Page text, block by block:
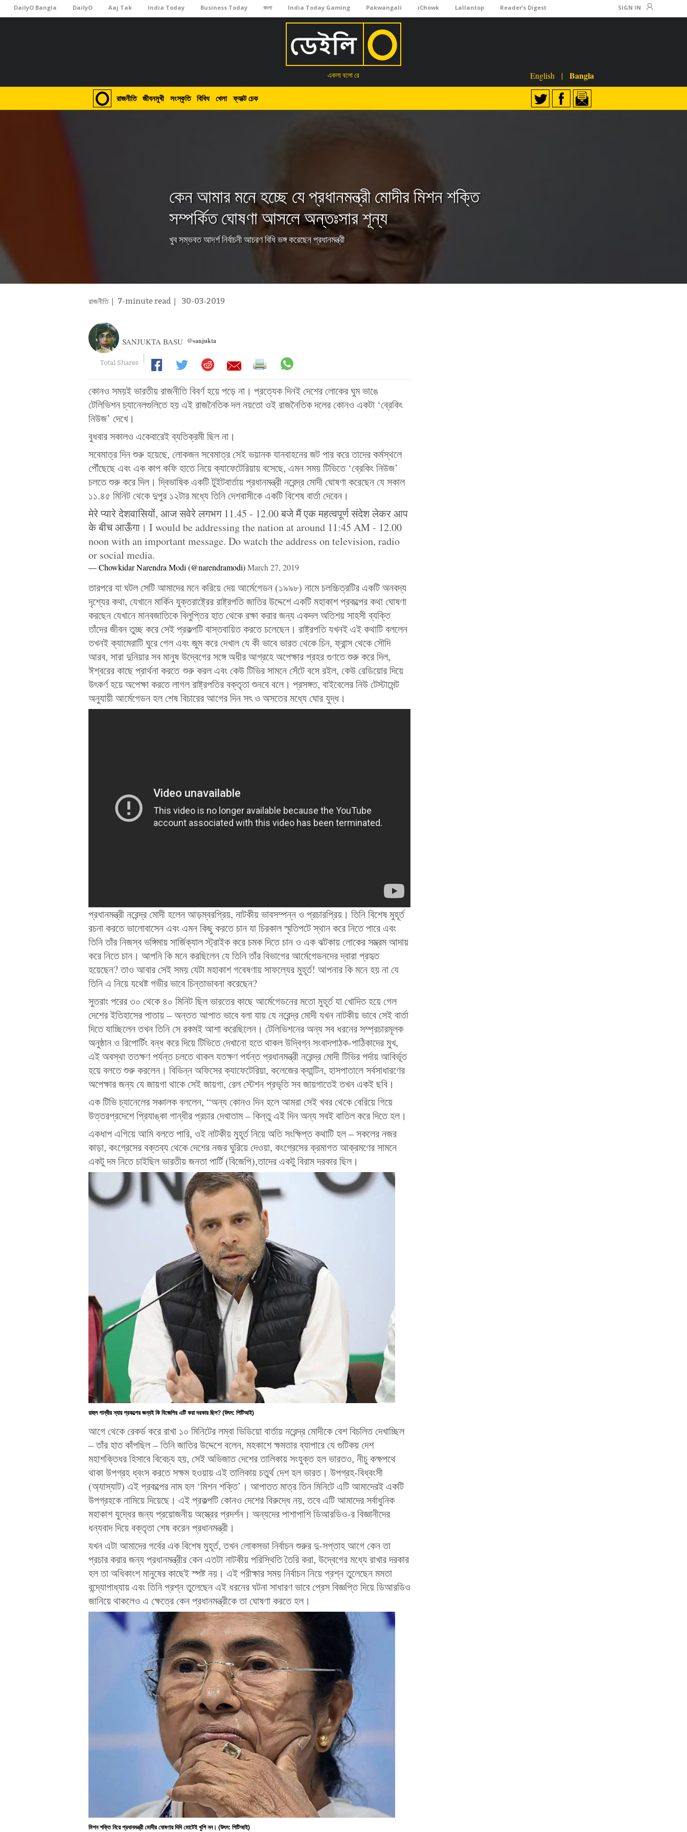
DailyO Bangla DailyO Aaj Tak India Today Business Today বাংলা India Today Gaming Pakwangali iChowk Lallantop Reader’s Digest SIGN IN
একলা বলো রে English | Bangla
রাজনীতি জীবনমুখী সংস্কৃতি বিবিধ খেলা ফ্যাক্ট চেক
কেন আমার মনে হচ্ছে যে প্রধানমন্ত্রী মোদীর মিশন শক্তি
সম্পর্কিত ঘোষণা আসলে অন্তঃসার শূন্য
খুব সম্ভবত আদর্শ নির্বাচনী আচরণ বিধি ভঙ্গ করেছেন প্রধানমন্ত্রী
রাজনীতি| 7-minute read | 30-03-2019
SANJUKTA BASU @sanjukta
Total Shares
কোনও সময়ই ভারতীয় রাজনীতি বিবর্ণ হয়ে পড়ে না। প্রত্যেক দিনই দেশের লোকের ঘুম ভাঙে
টেলিভিশন চ্যানেলগুলিতে হয় এই রাজনৈতিক দল নয়তো ওই রাজনৈতিক দলের কোনও একটা ‘ব্রেকিং
নিউজ’ দেখে।
বুধবার সকালও একেবারেই ব্যতিক্রমী ছিল না।
সবেমাত্র দিন শুরু হয়েছে, লোকজন সবেমাত্র সেই ভয়ানক যানবাহনের জট পার করে তাদের কর্মস্থলে
পৌঁছেছে এবং এক কাপ কফি হাতে নিয়ে ক্যাফেটেরিয়ায় বসেছে, এমন সময় টিভিতে ‘ব্রেকিং নিউজ’
চলতে শুরু করে দিল। দ্বিভাষিক একটি টুইটবার্তায় প্রধানমন্ত্রী নরেন্দ্র মোদী ঘোষণা করেছেন যে সকাল
১১.৪৫ মিনিট থেকে দুপুর ১২টার মধ্যে তিনি দেশবাসীকে একটি বিশেষ বার্তা দেবেন।
मेरे प्यारे देशवासियों, आज सवेरे लगभग 11.45 - 12.00 बजे मैं एक महत्वपूर्ण संदेश लेकर आप
के बीच आऊँगा। I would be addressing the nation at around 11:45 AM - 12.00
noon with an important message. Do watch the address on television, radio
or social media.
— Chowkidar Narendra Modi (@narendramodi)March 27, 2019
তারপরে যা ঘটল সেটি আমাদের মনে করিয়ে দেয় আর্মেগেডন (১৯৯৮) নামে চলচ্চিত্রটির একটি অনবদ্য
দৃশ্যের কথা, যেখানে মার্কিন যুক্তরাষ্ট্রের রাষ্ট্রপতি জাতির উদ্দেশে একটি মহাকাশ প্রকল্পের কথা ঘোষণা
করছেন যেখানে মানবজাতিকে বিলুপ্তির হাত থেকে রক্ষা করার জন্য একদল অতিশয় সাহসী ব্যক্তি
তাঁদের জীবন তুচ্ছ করে সেই প্রকল্পটি বাস্তবায়িত করতে চলেছেন। রাষ্ট্রপতি যখনই এই কথাটি বললেন
তখনই ক্যামেরাটি ঘুরে গেল এবং জুম করে দেখাল যে কী ভাবে ভারত থেকে চিন, ফ্রান্স থেকে সৌদি
আরব, সারা দুনিয়ার সব মানুষ উদ্বেগের সঙ্গে অধীর আগ্রহে অপেক্ষার প্রহর গুণতে শুরু করে দিল,
ঈশ্বরের কাছে প্রার্থনা করতে শুরু করল এবং কেউ টিভির সামনে সেঁটে বসে রইল, কেউ রেডিয়োর দিয়ে
উৎকর্ণ হয়ে অপেক্ষা করতে লাগল রাষ্ট্রপতির বক্তৃতা শুনবে বলে। প্রসঙ্গত, বাইবেলের নিউ টেস্টামেন্ট
অনুযায়ী আর্মেগেডন হল শেষ বিচারের আগের দিন সৎ ও অসতের মধ্যে ঘোর যুদ্ধ।
প্রধানমন্ত্রী নরেন্দ্র মোদী হলেন আড়ম্বরপ্রিয়, নাটকীয় ভাবসম্পন্ন ও প্রচারপ্রিয়। তিনি বিশেষ মুহূর্ত
রচনা করতে ভালোবাসেন এবং এমন কিছু করতে চান যা চিরকাল স্মৃতিপটে স্থান করে নিতে পারে এবং
তিনি তাঁর নিজস্ব ভঙ্গিমায় সার্জিক্যাল স্ট্রাইক করে চমক দিতে চান ও এক ঝটকায় লোকের সম্ভ্রম আদায়
করে নিতে চান। আপনি কি মনে করছিলেন যে তিনি তাঁর বিভাগের আর্মেগেডনদের দ্বারা প্রহৃত
হয়েছেন? তাও আবার সেই সময় যেটা মহাকাশ গবেষণায় সাফল্যের মুহূর্ত! আপনার কি মনে হয় না যে
তিনি এ নিয়ে যথেষ্ট গভীর ভাবে চিন্তাভাবনা করেছেন?
সুতরাং পরের ৩০ থেকে ৪০ মিনিট ছিল ভারতের কাছে আর্মেগেডনের মতো মুহূর্ত যা খোদিত হয়ে গেল
দেশের ইতিহাসের পাতায় – অন্তত আপাত ভাবে বলা যায় যে নরেন্দ্র মোদী যখন নাটকীয় ভাবে সেই বার্তা
দিতে যাচ্ছিলেন তখন তিনি সে রকমই আশা করেছিলেন। টেলিভিশনের অন্য সব ধরনের সম্প্রচারমূলক
অনুষ্ঠান ও রিপোর্টিং বন্ধ করে দিয়ে টিভিতে দেখানো হতে থাকল উদ্বিগ্ন সংবাদপাঠক-পাঠিকাদের মুখ,
এই অবস্থা ততক্ষণ পর্যন্ত চলতে থাকল যতক্ষণ পর্যন্ত প্রধানমন্ত্রী নরেন্দ্র মোদী টিভির পর্দায় আবির্ভূত
হয়ে বলতে শুরু করলেন। বিভিন্ন অফিসের ক্যাফেটেরিয়া, কলেজের ক্যান্টিন, হাসপাতালে সর্বসাধারণের
অপেক্ষার জন্য যে জায়গা থাকে সেই জায়গা, রেল স্টেশন প্রভৃতি সব জায়গাতেই তখন একই ছবি।
এক টিভি চ্যানেলের সঞ্চালক বললেন, “অন্য কোনও দিন হলে আমরা সেই খবর থেকে বেরিয়ে গিয়ে
উত্তরপ্রদেশে প্রিযাঙ্কা গান্ধীর প্রচার দেখাতাম – কিন্তু এই দিন অন্য সবই বাতিল করে দিতে হল।
একধাপ এগিয়ে আমি বলতে পারি, ওই নাটকীয় মুহূর্ত নিয়ে অতি সংক্ষিপ্ত কথাটি হল – সকলের নজর
কাড়া, কংগ্রেসের বক্তব্য থেকে দেশের নজর ঘুরিয়ে দেওয়া, কংগ্রেসের ক্রমাগত আক্রমণের সামনে
একটু দম নিতে চাইছিল ভারতীয় জনতা পার্টি (বিজেপি),তাদের একটু বিরাম দরকার ছিল।
রাহুল গান্ধীর ন্যায় প্রকল্পের জন্যই কি বিজেপির এটি করা দরকার ছিল? (উৎস: পিটিআই)
আগে থেকে রেকর্ড করে রাখা ১০ মিনিটের লম্বা ভিডিয়ো বার্তায় নরেন্দ্র মোদীকে বেশ বিচলিত দেখাচ্ছিল
– তাঁর হাত কাঁপছিল – তিনি জাতির উদ্দেশে বলেন, মহকাশে ক্ষমতার ব্যাপারে যে গুটিকয় দেশ
মহাশক্তিধর হিসাবে বিবেচ্য হয়, সেই অভিজাত দেশের তালিকায় সংযুক্ত হল ভারতও, নীচু কক্ষপথে
থাকা উপগ্রহ ধ্বংস করতে সক্ষম হওয়ায় এই তালিকায় চতুর্থ দেশ হল ভারত। উপগ্রহ-বিধ্বংসী
(অ্যাস্যাট) এই প্রকল্পের নাম হল ‘মিশন শক্তি’। আপাতত মাত্র তিন মিনিটে এটি আমাদেরই একটি
উপগ্রহকে নামিয়ে দিয়েছে। এই প্রকল্পটি কোনও দেশের বিরুদ্ধে নয়, তবে এটি আমাদের সর্বাধুনিক
মহাকাশ যুদ্ধের জন্য প্রয়োজনীয় অস্ত্রের প্রদর্শন। অন্যদের পাশাপাশি ডিআরডিও-র বিজ্ঞানীদের
ধন্যবাদ দিয়ে বক্তৃতা শেষ করেন প্রধানমন্ত্রী।
যখন এটা আমাদের গর্বের এক বিশেষ মুহূর্ত, তখন লোকসভা নির্বাচন শুরুর দু-সপ্তাহ আগে কেন তা
প্রচার করার জন্য প্রধানমন্ত্রীর কেন এতটা নাটকীয় পরিস্থিতি তৈরি করা, উদ্বেগের মধ্যে রাখার দরকার
হল তা অধিকাংশ মানুষের কাছেই স্পষ্ট নয়। এই পরীক্ষার সময় নির্বাচন নিয়ে প্রশ্ন তুলেছেন মমতা
বন্দ্যোপাধ্যায় এবং তিনি প্রশ্ন তুলেছেন এই ধরনের ঘটনা সাধারণ ভাবে প্রেস বিজ্ঞপ্তি দিয়ে ডিআরডিও
জানিয়ে থাকলেও এ ক্ষেত্রে কেন প্রধানমন্ত্রীকে তা ঘোষণা করতে হল।
মিশন শক্তি নিয়ে প্রধানমন্ত্রী মোদীর ঘোষণায় দিদি মোটেই খুশি নন। (উৎস: পিটিআই)